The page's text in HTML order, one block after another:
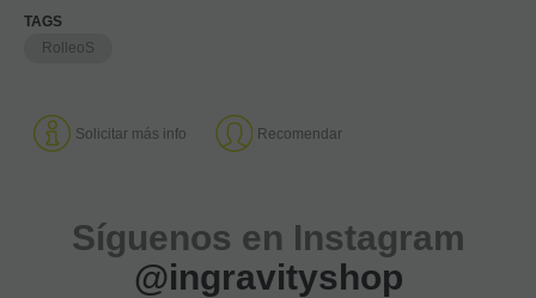
TAGS
RolleoS
Solicitar más info Recomendar
Síguenos en Instagram
@ingravityshop